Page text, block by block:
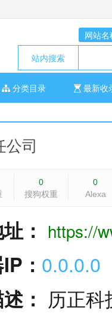
网站名
站内搜索
分类目录 最新收
司
0
搜狗权重
0
Alexa
： https://
： 0.0.0.0
： 历正